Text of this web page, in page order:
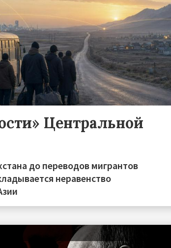
Центральной
до переводов мигрантов
неравенство